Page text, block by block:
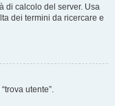
di calcolo del server. Usa
dei termini da ricercare e
utente”.